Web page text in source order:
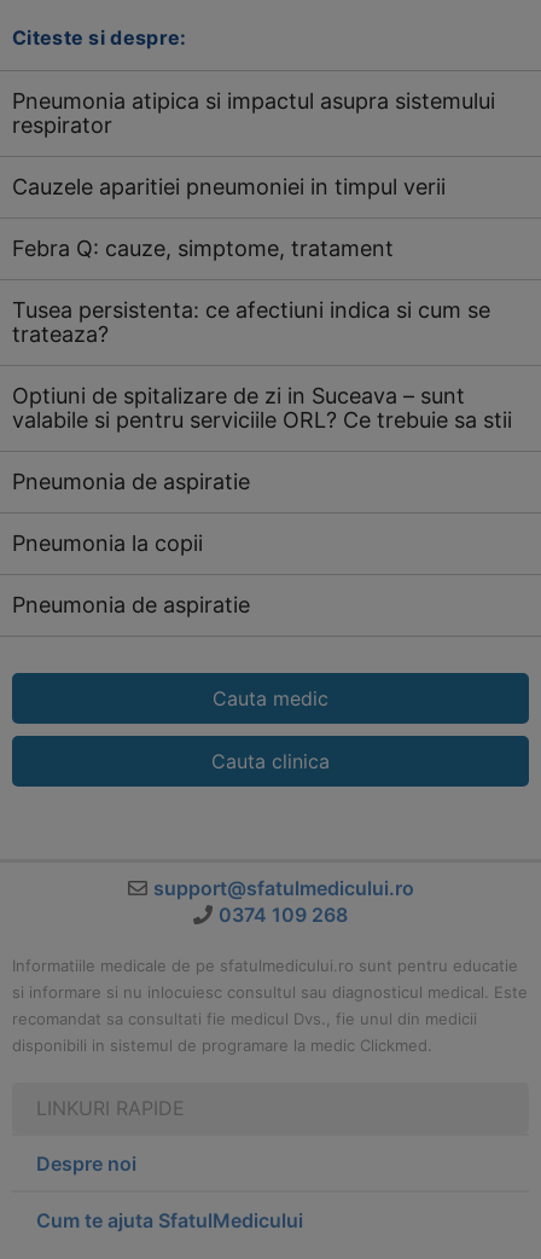
Citeste si despre:
Pneumonia atipica si impactul asupra sistemului
respirator
Cauzele aparitiei pneumoniei in timpul verii
Febra Q: cauze, simptome, tratament
Tusea persistenta: ce afectiuni indica si cum se
trateaza?
Optiuni de spitalizare de zi in Suceava – sunt
valabile si pentru serviciile ORL? Ce trebuie sa stii
Pneumonia de aspiratie
Pneumonia la copii
Pneumonia de aspiratie
Cauta medic
Cauta clinica
support@sfatulmedicului.ro
0374 109 268
Informatiile medicale de pe sfatulmedicului.ro sunt pentru educatie
si informare si nu inlocuiesc consultul sau diagnosticul medical. Este
recomandat sa consultati fie medicul Dvs., fie unul din medicii
disponibili in sistemul de programare la medic Clickmed.
LINKURI RAPIDE
Despre noi
Cum te ajuta SfatulMedicului